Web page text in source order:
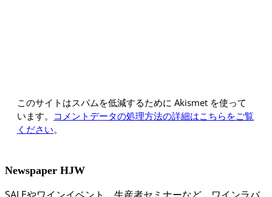
このサイトはスパムを低減するために Akismet を使って
います。 コメントデータの処理方法の詳細はこちらをご覧
ください。
Newspaper HJW